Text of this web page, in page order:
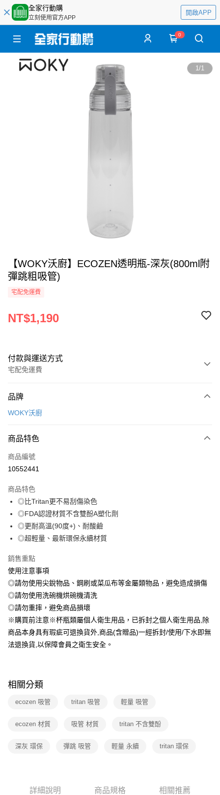
全家行動購
立刻使用官方APP
開啟APP
0
1/1
【WOKY沃廚】ECOZEN透明瓶-深灰(800ml附
彈跳粗吸管)
宅配免運費
NT$1,190
付款與運送方式
宅配免運費
全家線上支付
本島宅配-活動商品
免運費
免運費
品牌
WOKY沃廚
商品特色
商品編號
10552441
商品特色
◎比Tritan更不易刮傷染色
◎FDA認證材質不含雙酚A塑化劑
◎更耐高溫(90度+)、耐酸鹼
◎超輕量、最新環保永續材質
銷售重點
使用注意事項
◎請勿使用尖銳物品、鋼刷或菜瓜布等金屬類物品，避免造成損傷
◎請勿使用洗碗機烘碗機清洗
◎請勿重摔，避免商品損壞
※購買前注意※杯瓶類屬個人衛生用品，已拆封之個人衛生用品,除
商品本身具有瑕疵可退換貨外,商品(含贈品)一經拆封/使用/下水即無
法退換貨,以保障會員之衛生安全。
相關分類
ecozen 吸管 tritan 吸管 輕量 吸管
ecozen 材質 吸管 材質 tritan 不含雙酚
深灰 環保 彈跳 吸管 輕量 永續 tritan 環保
詳細說明 商品規格 相關推薦